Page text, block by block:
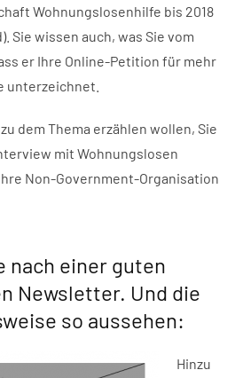
Wohnungslosenhilfe bis 2018
Sie wissen auch, was Sie vom
er Ihre Online-Petition für mehr
unterzeichnet.
dem Thema erzählen wollen, Sie
mit Wohnungslosen
Non-Government-Organisation
nach einer guten
Newsletter. Und die
so aussehen:
Hinzu